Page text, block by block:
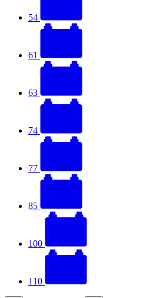
54
61
63
74
77
85
100
110